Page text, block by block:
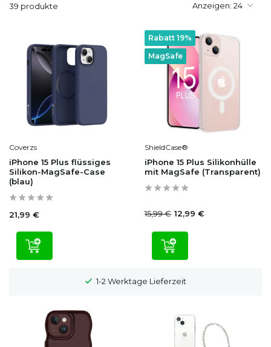
39 produkte Anzeigen:
Coverzs
iPhone 15 Plus flüssiges
Silikon-MagSafe-Case
(blau)
21,99 €
MagSafe
Rabatt 19%
ShieldCase®
iPhone 15 Plus Silikonhülle
mit MagSafe (Transparent)
15,99 € 12,99 €
100 Tage Widerrufsrecht